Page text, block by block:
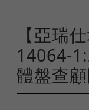
【亞瑞
14064-
體盤查